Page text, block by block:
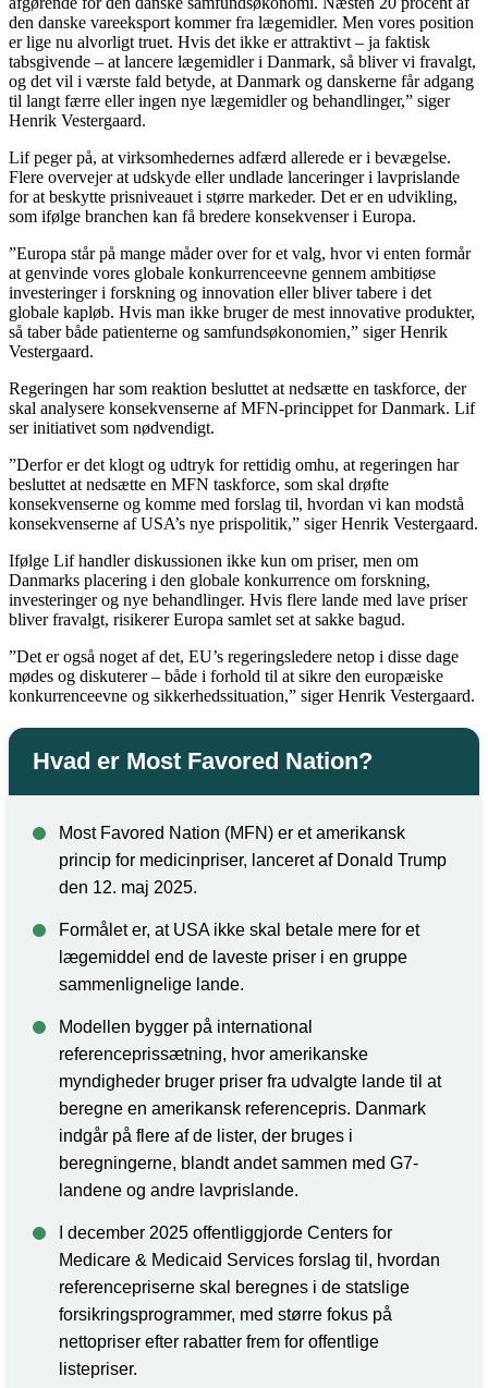
den danske vareeksport kommer fra lægemidler. Men vores position
er lige nu alvorligt truet. Hvis det ikke er attraktivt – ja faktisk
tabsgivende – at lancere lægemidler i Danmark, så bliver vi fravalgt,
og det vil i værste fald betyde, at Danmark og danskerne får adgang
til langt færre eller ingen nye lægemidler og behandlinger,” siger
Henrik Vestergaard.
Lif peger på, at virksomhedernes adfærd allerede er i bevægelse.
Flere overvejer at udskyde eller undlade lanceringer i lavprislande
for at beskytte prisniveauet i større markeder. Det er en udvikling,
som ifølge branchen kan få bredere konsekvenser i Europa.
”Europa står på mange måder over for et valg, hvor vi enten formår
at genvinde vores globale konkurrenceevne gennem ambitiøse
investeringer i forskning og innovation eller bliver tabere i det
globale kapløb. Hvis man ikke bruger de mest innovative produkter,
så taber både patienterne og samfundsøkonomien,” siger Henrik
Vestergaard.
Regeringen har som reaktion besluttet at nedsætte en taskforce, der
skal analysere konsekvenserne af MFN-princippet for Danmark. Lif
ser initiativet som nødvendigt.
”Derfor er det klogt og udtryk for rettidig omhu, at regeringen har
besluttet at nedsætte en MFN taskforce, som skal drøfte
konsekvenserne og komme med forslag til, hvordan vi kan modstå
konsekvenserne af USA’s nye prispolitik,” siger Henrik Vestergaard.
Ifølge Lif handler diskussionen ikke kun om priser, men om
Danmarks placering i den globale konkurrence om forskning,
investeringer og nye behandlinger. Hvis flere lande med lave priser
bliver fravalgt, risikerer Europa samlet set at sakke bagud.
”Det er også noget af det, EU’s regeringsledere netop i disse dage
mødes og diskuterer – både i forhold til at sikre den europæiske
konkurrenceevne og sikkerhedssituation,” siger Henrik Vestergaard.
Hvad er Most Favored Nation?
Most Favored Nation (MFN) er et amerikansk
princip for medicinpriser, lanceret af Donald Trump
den 12. maj 2025.
Formålet er, at USA ikke skal betale mere for et
lægemiddel end de laveste priser i en gruppe
sammenlignelige lande.
Modellen bygger på international
referenceprissætning, hvor amerikanske
myndigheder bruger priser fra udvalgte lande til at
beregne en amerikansk referencepris. Danmark
indgår på flere af de lister, der bruges i
beregningerne, blandt andet sammen med G7-
landene og andre lavprislande.
I december 2025 offentliggjorde Centers for
Medicare & Medicaid Services forslag til, hvordan
referencepriserne skal beregnes i de statslige
forsikringsprogrammer, med større fokus på
nettopriser efter rabatter frem for offentlige
listepriser.